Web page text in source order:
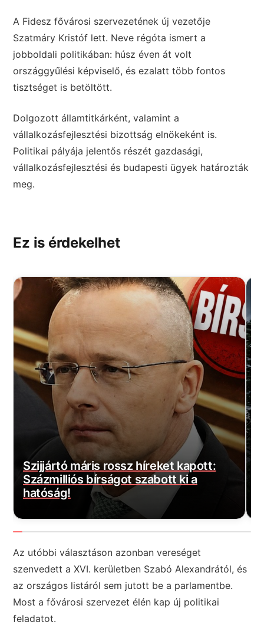
A Fidesz fővárosi szervezetének új vezetője
Szatmáry Kristóf lett. Neve régóta ismert a
jobboldali politikában: húsz éven át volt
országgyűlési képviselő, és ezalatt több fontos
tisztséget is betöltött.
Dolgozott államtitkárként, valamint a
vállalkozásfejlesztési bizottság elnökeként is.
Politikai pályája jelentős részét gazdasági,
vállalkozásfejlesztési és budapesti ügyek határozták
meg.
Ez is érdekelhet
Szijjártó máris rossz híreket kapott:
Százmilliós bírságot szabott ki a
hatóság!
Az utóbbi választáson azonban vereséget
szenvedett a XVI. kerületben Szabó Alexandrától, és
az országos listáról sem jutott be a parlamentbe.
Most a fővárosi szervezet élén kap új politikai
feladatot.